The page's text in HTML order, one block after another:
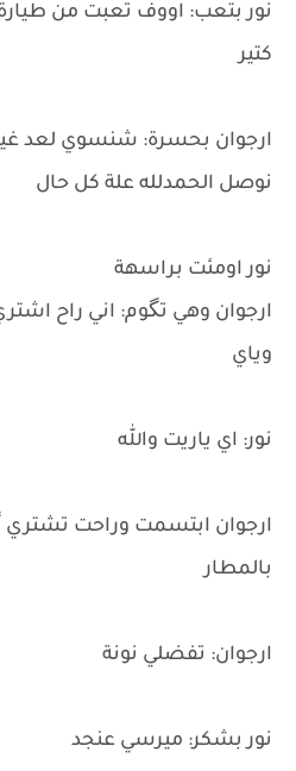
نور بتعب: اووف تعبت من
كتير
ارجوان بحسرة: شنسوي لعد غير
نوصل الحمدلله علة كل حال
نور اومئت براسهة
ارجوان وهي تگوم: اني راح
وياي
نور: اي ياريت والله
ارجوان ابتسمت وراحت تشتري
بالمطار
ارجوان: تفضلي نونة
نور بشكر: ميرسي عنجد